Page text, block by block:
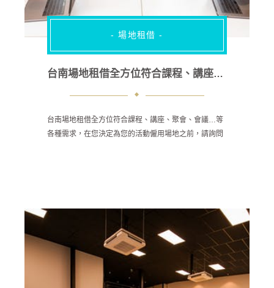
- 場地租借 -
台南場地租借全方位符合課程、講座、聚會、會議…等各種需求
台南場地租借全方位符合課程、講座、聚會、會議…等
各種需求，在您決定為您的活動僱用場地之前，請詢問